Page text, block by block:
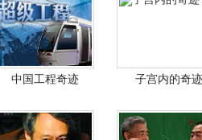
中国工程奇迹 子宫内的奇迹